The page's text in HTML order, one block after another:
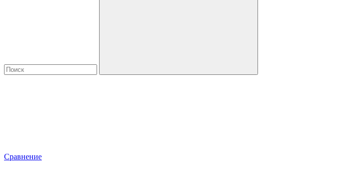
Сравнение